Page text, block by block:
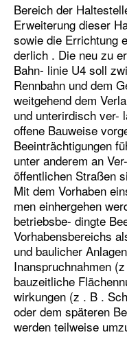
Bereich der
Erweiterung dieser
sowie die Errichtung
derlich . Die neu zu
Bahn- linie U4 soll
Rennbahn und dem
weitgehend dem
und unterirdisch ver-
offene Bauweise
Beeinträchtigungen
unter anderem an
öffentlichen Straßen
Mit dem Vorhaben
men einhergehen
betriebsbe- dingte
Vorhabensbereichs
und baulicher
Inanspruchnahmen
bauzeitliche
wirkungen (z . B .
oder dem späteren
werden teilweise